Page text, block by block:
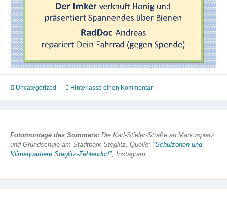
Uncategorized Hinterlasse einen Kommentar
Fotomontage des Sommers:Die Karl-Stieler-Straße an Markusplatz
und Grundschule am Stadtpark Steglitz. Quelle: "Schulzonen und
Klimaquartiere Steglitz-Zehlendorf", Instagram